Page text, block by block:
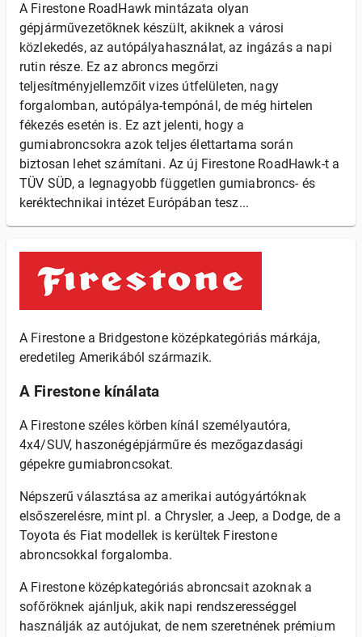
A Firestone RoadHawk mintázata olyan
gépjárművezetőknek készült, akiknek a városi
közlekedés, az autópályahasználat, az ingázás a napi
rutin része. Ez az abroncs megőrzi
teljesítményjellemzőit vizes útfelületen, nagy
forgalomban, autópálya-tempónál, de még hirtelen
fékezés esetén is. Ez azt jelenti, hogy a
gumiabroncsokra azok teljes élettartama során
biztosan lehet számítani. Az új Firestone RoadHawk-t a
TÜV SÜD, a legnagyobb független gumiabroncs- és
keréktechnikai intézet Európában tesz...
A Firestone a Bridgestone középkategóriás márkája,
eredetileg Amerikából származik.
A Firestone kínálata
A Firestone széles körben kínál személyautóra,
4x4/SUV, haszonégépjárműre és mezőgazdasági
gépekre gumiabroncsokat.
Népszerű választása az amerikai autógyártóknak
elsőszerelésre, mint pl. a Chrysler, a Jeep, a Dodge, de a
Toyota és Fiat modellek is kerültek Firestone
abroncsokkal forgalomba.
A Firestone középkategóriás abroncsait azoknak a
sofőröknek ajánljuk, akik napi rendszerességgel
használják az autójukat, de nem szeretnének prémium